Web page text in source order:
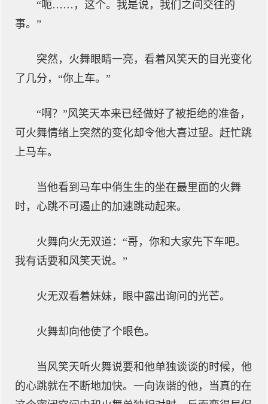
“呃……，这个。我是说，我们之间交往的
事。”
突然，火舞眼睛一亮，看着风笑天的目光变化
了几分，“你上车。”
“啊？”风笑天本来已经做好了被拒绝的准备，
可火舞情绪上突然的变化却令他大喜过望。赶忙跳
上马车。
当他看到马车中俏生生的坐在最里面的火舞
时，心跳不可遏止的加速跳动起来。
火舞向火无双道：“哥，你和大家先下车吧。
我有话要和风笑天说。”
火无双看着妹妹，眼中露出询问的光芒。
火舞却向他使了个眼色。
当风笑天听火舞说要和他单独谈谈的时候，他
的心跳就在不断地加快。一向诙谐的他，当真的在